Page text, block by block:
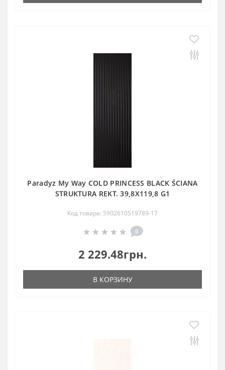
Paradyz My Way COLD PRINCESS BLACK ŚCIANA
STRUKTURA REKT. 39,8X119,8 G1
Код товара: 5902610519789-17
0
2 229.48грн.
В КОРЗИНУ